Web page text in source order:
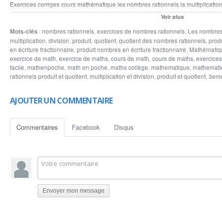
Exercices corriges cours mathématique les nombres rationnels la
produit et le quotient des nombres rationnels calcul la multiplication de
en écriture décimaux les nombres rationnels inverses réduire et décomposer
les quotients des nombres rationnels suivants
Voir plus
Mots-clés :nombres rationnels, exercices de nombres rationnels, Les
multiplication, division, produit, quotient, quotient des nombres rationnels,
en écriture fractionnaire, produit nombres en écriture fractionnaire,
exercice de math, exercice de maths, cours de math, cours de maths,
facile, mathenpoche, math en poche, maths collège, mathematique,
rationnels produit et quotient, multiplication et division, produit et quotient,
AJOUTER UN COMMENTAIRE
Commentaires Facebook Disqus
Envoyer mon message